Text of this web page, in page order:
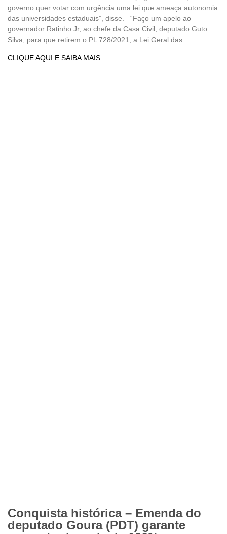
governo quer votar com urgência uma lei que ameaça autonomia
das universidades estaduais”, disse. “Faço um apelo ao
governador Ratinho Jr, ao chefe da Casa Civil, deputado Guto
Silva, para que retirem o PL 728/2021, a Lei Geral das
CLIQUE AQUI E SAIBA MAIS
Conquista histórica – Emenda do
deputado Goura (PDT) garante